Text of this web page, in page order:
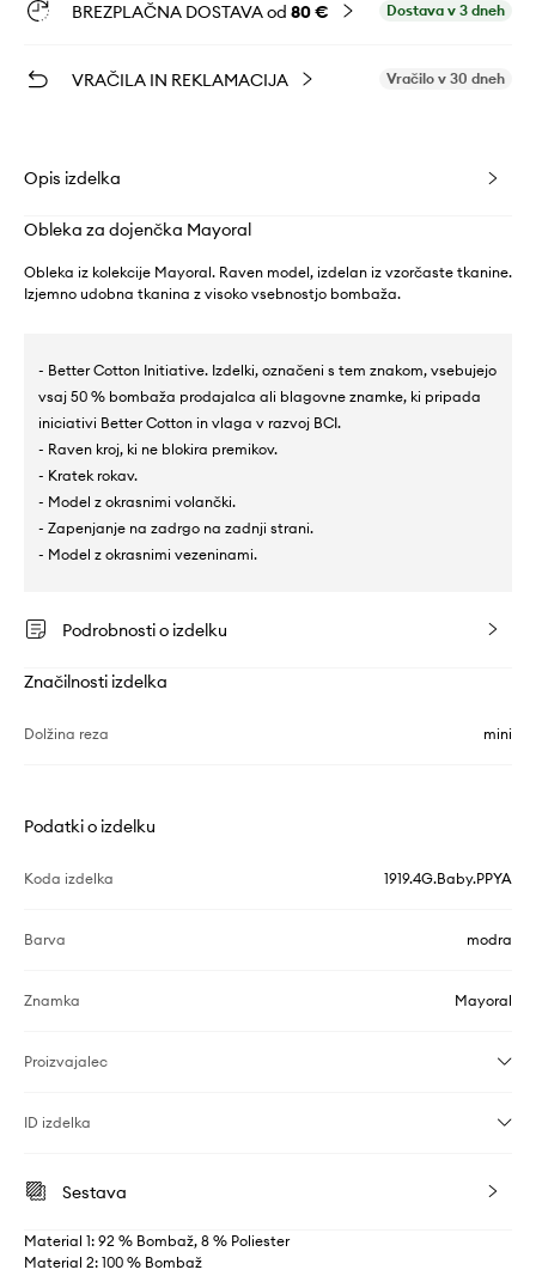
BREZPLAČNA DOSTAVA od 80 € Dostava v 3 dneh
VRAČILA IN REKLAMACIJA Vračilo v 30 dneh
Opis izdelka
Obleka za dojenčka Mayoral
Obleka iz kolekcije Mayoral. Raven model, izdelan iz vzorčaste tkanine.
Izjemno udobna tkanina z visoko vsebnostjo bombaža.
- Better Cotton Initiative. Izdelki, označeni s tem znakom, vsebujejo
vsaj 50 % bombaža prodajalca ali blagovne znamke, ki pripada
iniciativi Better Cotton in vlaga v razvoj BCI.
- Raven kroj, ki ne blokira premikov.
- Kratek rokav.
- Model z okrasnimi volančki.
- Zapenjanje na zadrgo na zadnji strani.
- Model z okrasnimi vezeninami.
Podrobnosti o izdelku
Značilnosti izdelka
Dolžina reza mini
Podatki o izdelku
Koda izdelka 1919.4G.Baby.PPYA
Barva modra
Znamka Mayoral
Proizvajalec
ID izdelka
Sestava
Material 1: 92 % Bombaž, 8 % Poliester
Material 2: 100 % Bombaž